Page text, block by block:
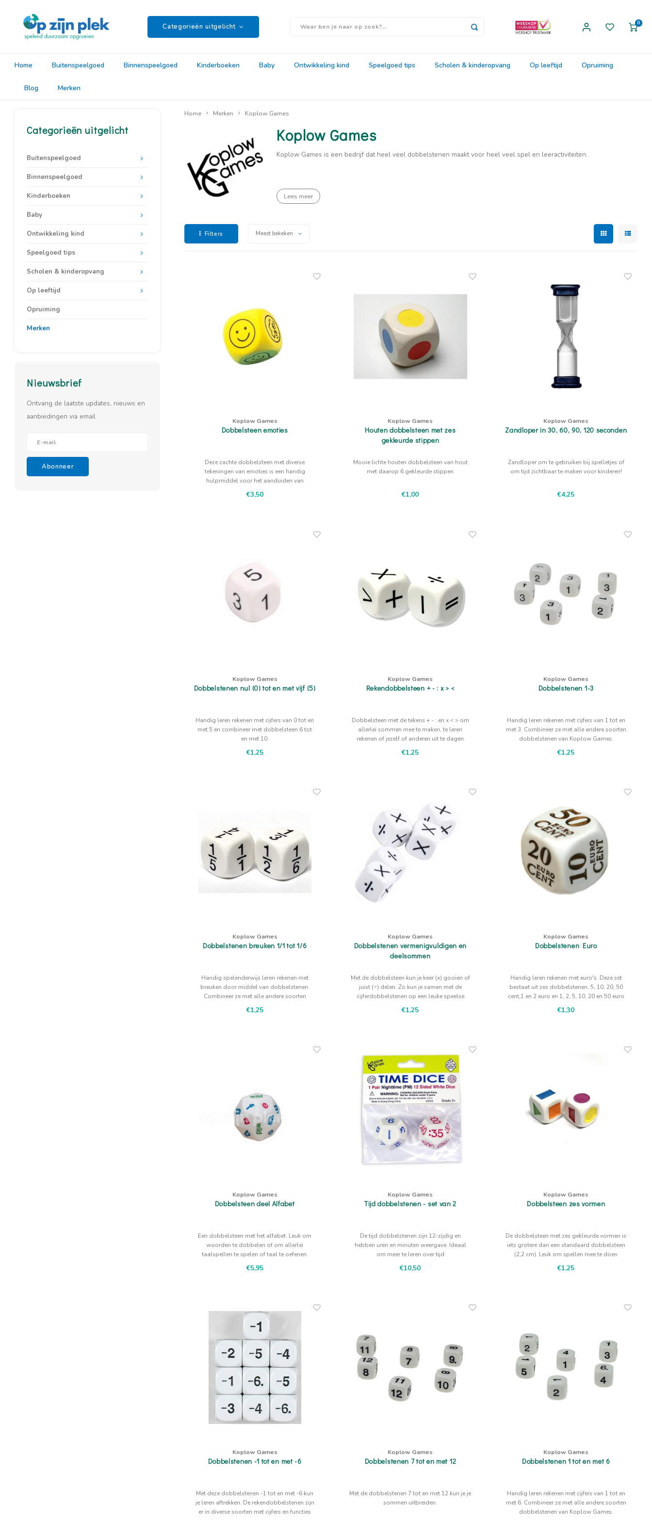
Categorieën uitgelicht 0
Home Buitenspeelgoed Binnenspeelgoed Kinderboeken Baby Ontwikkeling kind Speelgoed tips Scholen & kinderopvang Op leeftijd Opruiming
Blog Merken
Categorieën uitgelicht
Buitenspeelgoed
Binnenspeelgoed
Kinderboeken
Baby
Ontwikkeling kind
Speelgoed tips
Scholen & kinderopvang
Op leeftijd
Opruiming
Merken
Nieuwsbrief
Ontvang de laatste updates, nieuws en
aanbiedingen via email
Abonneer
Home Merken Koplow Games
Koplow Games
Koplow Games is een bedrijf dat heel veel dobbelstenen maakt voor heel veel spel en leeractiviteiten.
Lees meer
Filters Meest bekeken
Koplow Games
Dobbelsteen emoties
Deze zachte dobbelsteen met diverse
tekeningen van emoties is een handig
hulpmiddel voor het aanduiden van
gevoelens.
€3,50
Koplow Games
Houten dobbelsteen met zes
gekleurde stippen
Mooie lichte houten dobbelsteen van hout
met daarop 6 gekleurde stippen
€1,00
Koplow Games
Zandloper in 30, 60, 90, 120 seconden
Zandloper om te gebruiken bij spelletjes of
om tijd zichtbaar te maken voor kinderen!
€4,25
Koplow Games
Dobbelstenen nul (0) tot en met vijf (5)
Handig leren rekenen met cijfers van 0 tot en
met 5 en combineer met dobbelsteen 6 tot
en met 10.
€1,25
Koplow Games
Rekendobbelsteen + - : x > <
Dobbelsteen met de tekens + - : en x < > om
allerlei sommen mee te maken, te leren
rekenen of jezelf of anderen uit te dagen
€1,25
Koplow Games
Dobbelstenen 1-3
Handig leren rekenen met cijfers van 1 tot en
met 3. Combineer ze met alle andere soorten
dobbelstenen van Koplow Games.
€1,25
Koplow Games
Dobbelstenen breuken 1/1 tot 1/6
Handig spelenderwijs leren rekenen met
breuken door middel van dobbelstenen.
Combineer ze met alle andere soorten
dobbelstenen van Koplow Games.
€1,25
Koplow Games
Dobbelstenen vermenigvuldigen en
deelsommen
Met de dobbelsteen kun je keer (x) gooien of
juist (÷) delen. Zo kun je samen met de
cijferdobbelstenen op een leuke speelse
manier leren rekenen
€1,25
Koplow Games
Dobbelstenen Euro
Handig leren rekenen met euro's. Deze set
bestaat uit zes dobbelstenen, 5, 10, 20, 50
cent,1 en 2 euro en 1, 2, 5, 10, 20 en 50 euro
€1,30
Koplow Games
Dobbelsteen deel Alfabet
Een dobbelsteen met het alfabet. Leuk om
woorden te dobbelen of om allerlei
taalspellen te spelen of taal te oefenen.
€5,95
Koplow Games
Tijd dobbelstenen - set van 2
De tijd dobbelstenen zijn 12-zijdig en
hebben uren en minuten weergave. Ideaal
om meer te leren over tijd
€10,50
Koplow Games
Dobbelsteen zes vormen
De dobbelsteen met zes gekleurde vormen is
iets grotere dan een standaard dobbelsteen
(2,2 cm). Leuk om spellen mee te doen
€1,25
Koplow Games
Dobbelstenen -1 tot en met -6
Met deze dobbelstenen -1 tot en met -6 kun
je leren aftrekken. De rekendobbelstenen zijn
er in diverse soorten met cijfers en functies
Koplow Games
Dobbelstenen 7 tot en met 12
Met de dobbelstenen 7 tot en met 12 kun je je
sommen uitbreiden.
Koplow Games
Dobbelstenen 1 tot en met 6
Handig leren rekenen met cijfers van 1 tot en
met 6. Combineer ze met alle andere soorten
dobbelstenen van Koplow Games.